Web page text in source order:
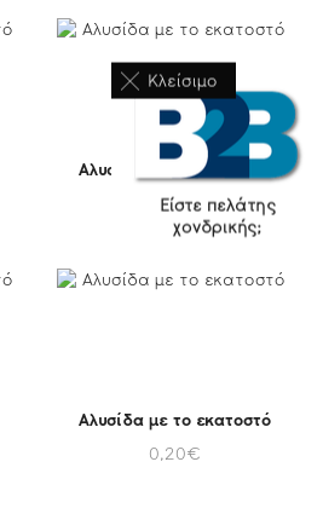
Κλείσιμο
Είστε πελάτης
χονδρικής;
Αλυσίδα με το εκατοστό
€ – 0,60€
Αλυσίδα με το εκατοστό
0,20€